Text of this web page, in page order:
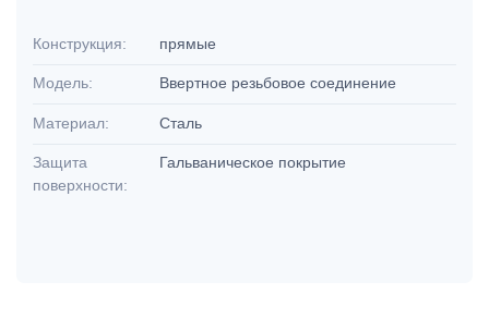
Конструкция: прямые
Модель: Ввертное резьбовое соединение
Материал: Сталь
Защита
поверхности:
Гальваническое покрытие